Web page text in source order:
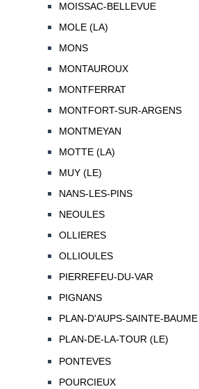
MOISSAC-BELLEVUE
MOLE (LA)
MONS
MONTAUROUX
MONTFERRAT
MONTFORT-SUR-ARGENS
MONTMEYAN
MOTTE (LA)
MUY (LE)
NANS-LES-PINS
NEOULES
OLLIERES
OLLIOULES
PIERREFEU-DU-VAR
PIGNANS
PLAN-D'AUPS-SAINTE-BAUME
PLAN-DE-LA-TOUR (LE)
PONTEVES
POURCIEUX